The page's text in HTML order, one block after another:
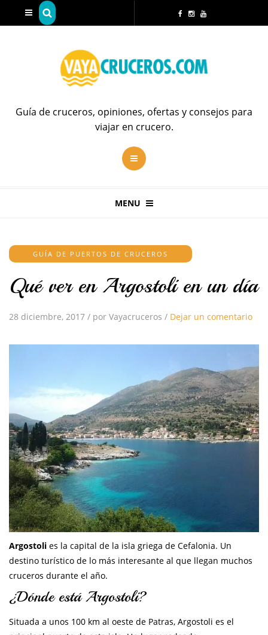
Guía de cruceros, opiniones, ofertas y consejos para
viajar en crucero.
MENU
GUÍA DE PUERTOS DE CRUCEROS
Qué ver en Argostoli en un día
28 diciembre, 2017 / por Vayacruceros / Dejar un comentario
Argostoli es la capital de la isla griega de Cefalonia. Un
destino turístico de lo más interesante al que llegan muchos
cruceros durante el año.
¿Dónde está Argostoli?
Situada a unos 100 km al oeste de Patras, Argostoli es el